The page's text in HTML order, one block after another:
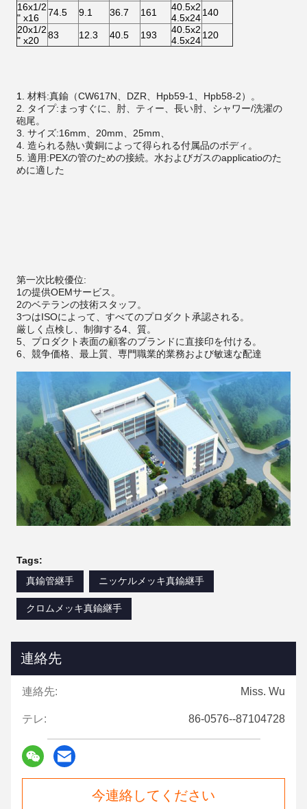
16x1/2
" x16
74.5 9.1 36.7 161
40.5x2
4.5x24140
20x1/2
" x20
83 12.3 40.5 193
40.5x2
4.5x24120
1. 材料:真鍮（CW617N、DZR、Hpb59-1、Hpb58-2）。
2. タイプ:まっすぐに、肘、ティー、長い肘、シャワー/洗濯の
砲尾。
3. サイズ:16mm、20mm、25mm、
4. 造られる熱い黄銅によって得られる付属品のボディ。
5. 適用:PEXの管のための接続。水およびガスのapplicatioのた
めに適した
第一次比較優位:
1の提供OEMサービス。
2のベテランの技術スタッフ。
3つはISOによって、すべてのプロダクト承認される。
厳しく点検し、制御する4、質。
5、プロダクト表面の顧客のブランドに直接印を付ける。
6、競争価格、最上質、専門職業的業務および敏速な配達
Tags:
真鍮管継手
ニッケルメッキ真鍮継手
クロムメッキ真鍮継手
連絡先
連絡先: Miss. Wu
テレ: 86-0576--87104728
今連絡してください